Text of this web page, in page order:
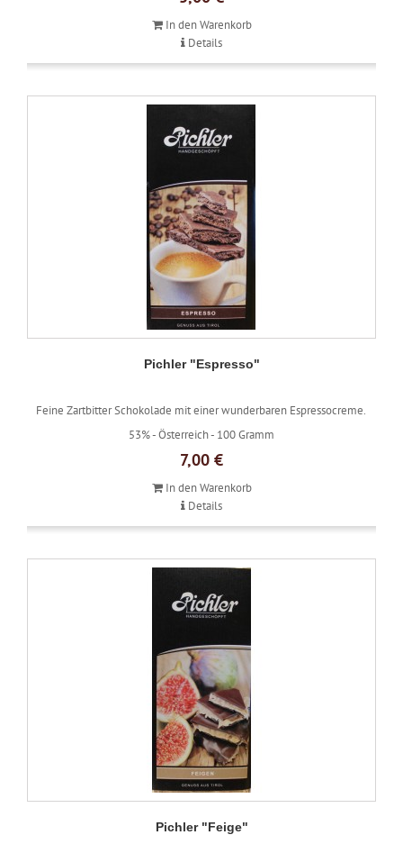
In den Warenkorb
Details
Pichler "Espresso"
Feine Zartbitter Schokolade mit einer wunderbaren Espressocreme.
53% -Österreich - 100 Gramm
7,00 €
In den Warenkorb
Details
Pichler "Feige"